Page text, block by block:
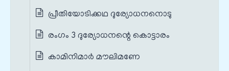
പ്രീതിയോടിക്കഥ ദുര്യോധനനൊടു
രംഗം 3 ദുര്യോധനന്റെ കൊട്ടാരം
കാമിനിമാർ മൗലിമണേ